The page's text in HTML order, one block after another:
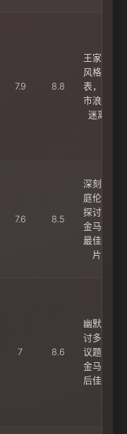
7.9 8.8
王家卫
风格代
表，都
市浪漫
迷离
7.6 8.5
深刻家
庭伦理
探讨，
金马奖
最佳影
片
7 8.6
幽默探
讨多元
议题，
金马影
后佳作